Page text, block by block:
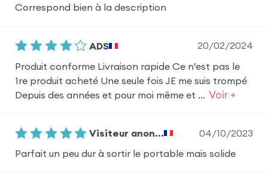
Correspond bien à la description
ADS
20/02/2024
Produit conforme Livraison rapide Ce n’est pas le
1re produit acheté Une seule fois JE me suis trompé
Depuis des années et pour moi même et ... Voir +
Visiteur anon...
04/10/2023
Parfait un peu dur à sortir le portable mais solide